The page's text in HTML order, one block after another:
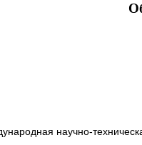
научно-